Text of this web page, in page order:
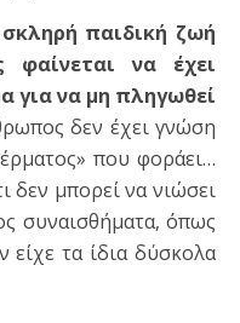
παιδική ζωή
φαίνεται να έχει
για να μη πληγωθεί
δεν έχει γνώση
που φοράει…
δεν μπορεί να νιώσει
συναισθήματα, όπως
τα ίδια δύσκολα